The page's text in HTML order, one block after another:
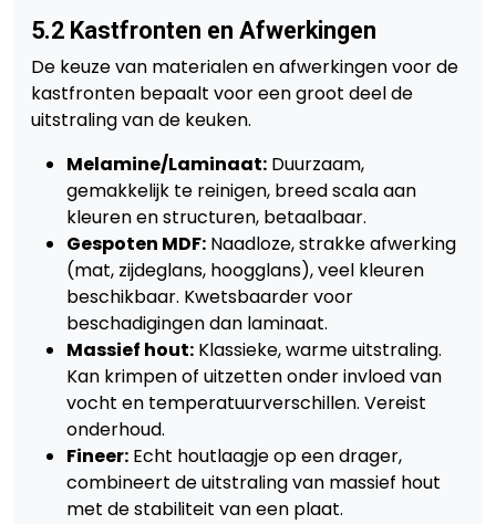
5.2 Kastfronten en Afwerkingen
De keuze van materialen en afwerkingen voor de
kastfronten bepaalt voor een groot deel de
uitstraling van de keuken.
Melamine/Laminaat: Duurzaam,
gemakkelijk te reinigen, breed scala aan
kleuren en structuren, betaalbaar.
Gespoten MDF: Naadloze, strakke afwerking
(mat, zijdeglans, hoogglans), veel kleuren
beschikbaar. Kwetsbaarder voor
beschadigingen dan laminaat.
Massief hout: Klassieke, warme uitstraling.
Kan krimpen of uitzetten onder invloed van
vocht en temperatuurverschillen. Vereist
onderhoud.
Fineer: Echt houtlaagje op een drager,
combineert de uitstraling van massief hout
met de stabiliteit van een plaat.